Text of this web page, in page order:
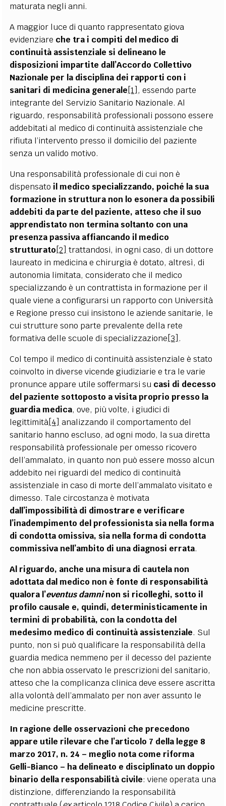
maturata negli anni.
A maggior luce di quanto rappresentato giova
evidenziare che tra i compiti del medico di
continuità assistenziale si delineano le
disposizioni impartite dall’Accordo Collettivo
Nazionale per la disciplina dei rapporti con i
sanitari di medicina generale[1] , essendo parte
integrante del Servizio Sanitario Nazionale. Al
riguardo, responsabilità professionali possono essere
addebitati al medico di continuità assistenziale che
rifiuta l’intervento presso il domicilio del paziente
senza un valido motivo.
Una responsabilità professionale di cui non è
dispensato il medico specializzando, poiché la sua
formazione in struttura non lo esonera da possibili
addebiti da parte del paziente, atteso che il suo
apprendistato non termina soltanto con una
presenza passiva affiancando il medico
strutturato[2] trattandosi, in ogni caso, di un dottore
laureato in medicina e chirurgia è dotato, altresì, di
autonomia limitata, considerato che il medico
specializzando è un contrattista in formazione per il
quale viene a configurarsi un rapporto con Università
e Regione presso cui insistono le aziende sanitarie, le
cui strutture sono parte prevalente della rete
formativa delle scuole di specializzazione[3] .
Col tempo il medico di continuità assistenziale è stato
coinvolto in diverse vicende giudiziarie e tra le varie
pronunce appare utile soffermarsi su casi di decesso
del paziente sottoposto a visita proprio presso la
guardia medica, ove, più volte, i giudici di
legittimità[4] analizzando il comportamento del
sanitario hanno escluso, ad ogni modo, la sua diretta
responsabilità professionale per omesso ricovero
dell’ammalato, in quanto non può essere mosso alcun
addebito nei riguardi del medico di continuità
assistenziale in caso di morte dell’ammalato visitato e
dimesso. Tale circostanza è motivata
dall’impossibilità di dimostrare e verificare
l’inadempimento del professionista sia nella forma
di condotta omissiva, sia nella forma di condotta
commissiva nell’ambito di una diagnosi errata.
Al riguardo, anche una misura di cautela non
adottata dal medico non è fonte di responsabilità
qualora l’eventus damninon si ricolleghi, sotto il
profilo causale e, quindi, deterministicamente in
termini di probabilità, con la condotta del
medesimo medico di continuità assistenziale. Sul
punto, non si può qualificare la responsabilità della
guardia medica nemmeno per il decesso del paziente
che non abbia osservato le prescrizioni del sanitario,
atteso che la complicanza clinica deve essere ascritta
alla volontà dell’ammalato per non aver assunto le
medicine prescritte.
In ragione delle osservazioni che precedono
appare utile rilevare che l’articolo 7 della legge 8
marzo 2017, n. 24 – meglio nota come riforma
Gelli-Bianco – ha delineato e disciplinato un doppio
binario della responsabilità civile: viene operata una
distinzione, differenziando la responsabilità